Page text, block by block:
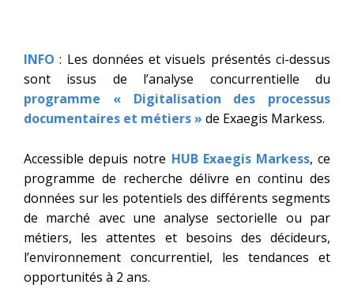
INFO : Les données et visuels présentés ci-dessus
sont issus de l’analyse concurrentielle du
programme « Digitalisation des processus
documentaires et métiers » de Exaegis Markess.
Accessible depuis notre HUB Exaegis Markess, ce
programme de recherche délivre en continu des
données sur les potentiels des différents segments
de marché avec une analyse sectorielle ou par
métiers, les attentes et besoins des décideurs,
l’environnement concurrentiel, les tendances et
opportunités à 2 ans.